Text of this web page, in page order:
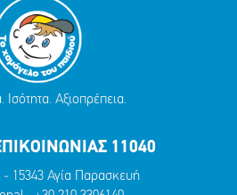
Ισότητα. Αξιοπρέπεια.
11040
- 15343 Αγία Παρασκευή